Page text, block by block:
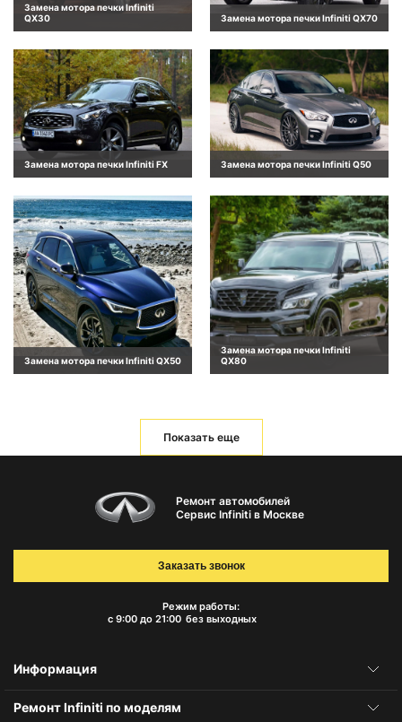
Замена мотора печки Infiniti
QX30
Замена мотора печки Infiniti QX70
Замена мотора печки Infiniti FX Замена мотора печки Infiniti Q50
Замена мотора печки Infiniti QX50
Замена мотора печки Infiniti
QX80
Показать еще
Ремонт автомобилей
Сервис Infiniti в Москве
Режим работы:
с 9:00 до 21:00 без выходных
Заказать звонок
Информация
Ремонт Infiniti по моделям